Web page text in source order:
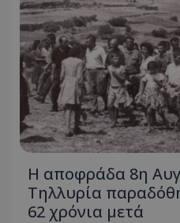
Η αποφράδα 8η
Τηλλυρία
62 χρόνια μετά